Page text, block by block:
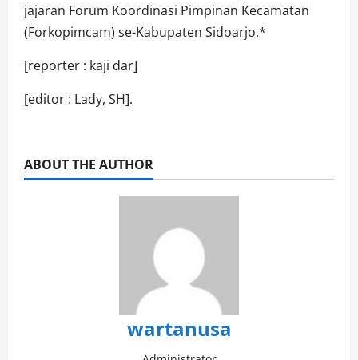
jajaran Forum Koordinasi Pimpinan Kecamatan
(Forkopimcam) se-Kabupaten Sidoarjo.*
[reporter : kaji dar]
[editor : Lady, SH].
ABOUT THE AUTHOR
wartanusa